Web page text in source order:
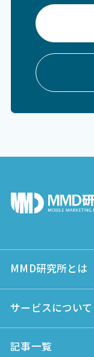
MMD研究所とは
サービスについて
記事一覧